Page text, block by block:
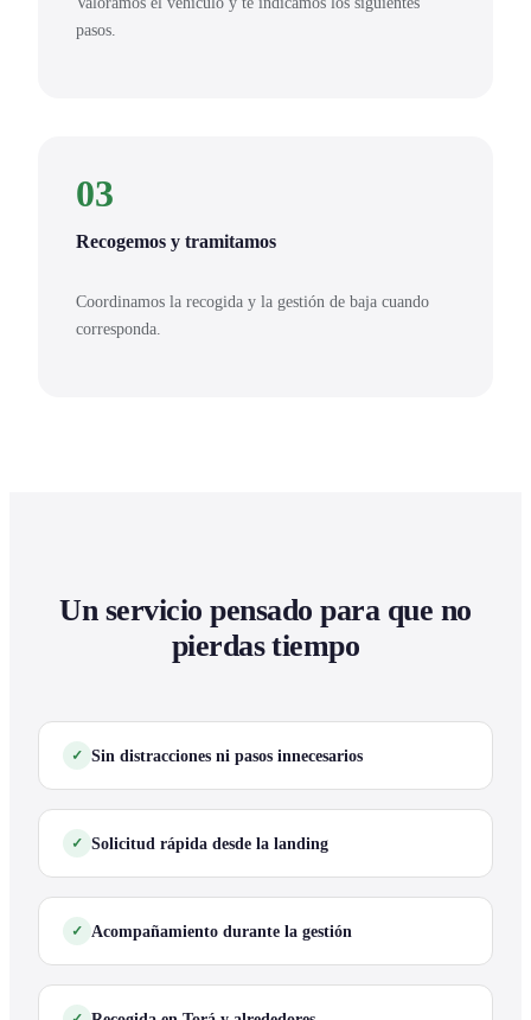
pasos.
03
Recogemos y tramitamos
Coordinamos la recogida y la gestión de baja cuando
corresponda.
Un servicio pensado para que no
pierdas tiempo
Sin distracciones ni pasos innecesarios
Solicitud rápida desde la landing
Acompañamiento durante la gestión